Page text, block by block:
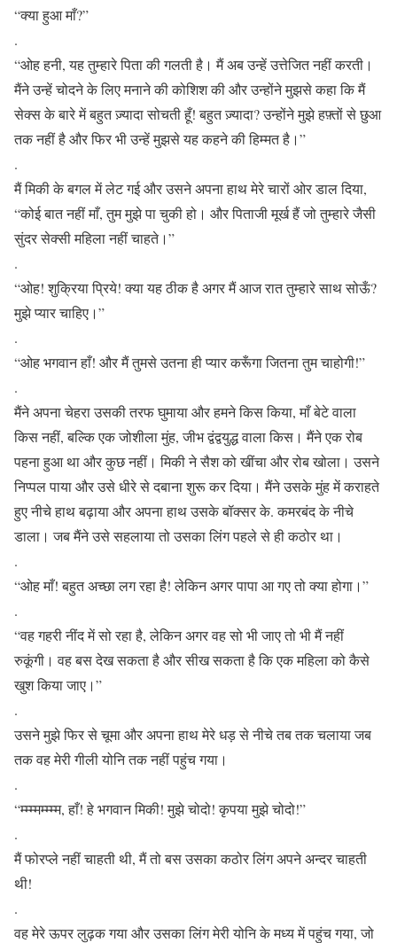
“क्या हुआ माँ?”
.
“ओह हनी, यह तुम्हारे पिता की गलती है। मैं अब उन्हें उत्तेजित नहीं करती।
मैंने उन्हें चोदने के लिए मनाने की कोशिश की और उन्होंने मुझसे कहा कि मैं
सेक्स के बारे में बहुत ज़्यादा सोचती हूँ! बहुत ज़्यादा? उन्होंने मुझे हफ़्तों से छुआ
तक नहीं है और फिर भी उन्हें मुझसे यह कहने की हिम्मत है।”
.
मैं मिकी के बगल में लेट गई और उसने अपना हाथ मेरे चारों ओर डाल दिया,
“कोई बात नहीं माँ, तुम मुझे पा चुकी हो। और पिताजी मूर्ख हैं जो तुम्हारे जैसी
सुंदर सेक्सी महिला नहीं चाहते।”
.
“ओह! शुक्रिया प्रिये! क्या यह ठीक है अगर मैं आज रात तुम्हारे साथ सोऊँ?
मुझे प्यार चाहिए।”
.
“ओह भगवान हाँ! और मैं तुमसे उतना ही प्यार करूँगा जितना तुम चाहोगी!”
.
मैंने अपना चेहरा उसकी तरफ घुमाया और हमने किस किया, माँ बेटे वाला
किस नहीं, बल्कि एक जोशीला मुंह, जीभ द्वंद्वयुद्ध वाला किस। मैंने एक रोब
पहना हुआ था और कुछ नहीं। मिकी ने सैश को खींचा और रोब खोला। उसने
निप्पल पाया और उसे धीरे से दबाना शुरू कर दिया। मैंने उसके मुंह में कराहते
हुए नीचे हाथ बढ़ाया और अपना हाथ उसके बॉक्सर के. कमरबंद के नीचे
डाला। जब मैंने उसे सहलाया तो उसका लिंग पहले से ही कठोर था।
.
“ओह माँ! बहुत अच्छा लग रहा है! लेकिन अगर पापा आ गए तो क्या होगा।”
.
“वह गहरी नींद में सो रहा है, लेकिन अगर वह सो भी जाए तो भी मैं नहीं
रुकूंगी। वह बस देख सकता है और सीख सकता है कि एक महिला को कैसे
खुश किया जाए।”
.
उसने मुझे फिर से चूमा और अपना हाथ मेरे धड़ से नीचे तब तक चलाया जब
तक वह मेरी गीली योनि तक नहीं पहुंच गया।
.
“म्म्म्मम्म्म्म, हाँ! हे भगवान मिकी! मुझे चोदो! कृपया मुझे चोदो!”
.
मैं फोरप्ले नहीं चाहती थी, मैं तो बस उसका कठोर लिंग अपने अन्दर चाहती
थी!
.
वह मेरे ऊपर लुढ़क गया और उसका लिंग मेरी योनि के मध्य में पहुंच गया, जो